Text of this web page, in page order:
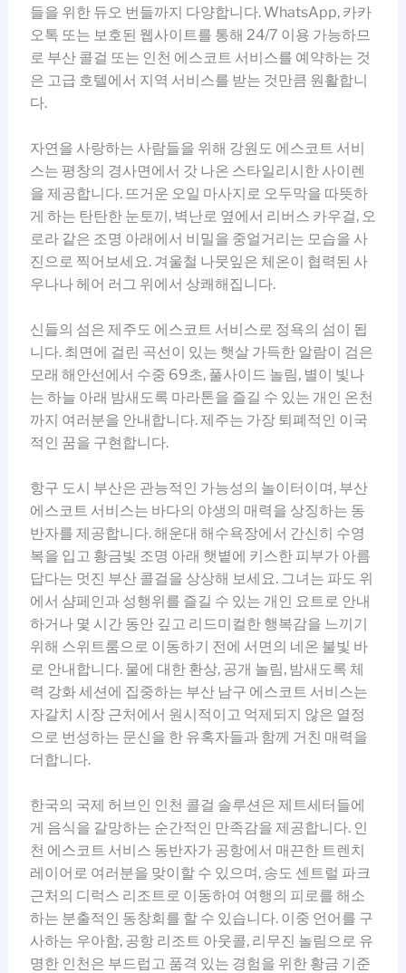
들을 위한 듀오 번들까지 다양합니다. WhatsApp, 카카
오톡 또는 보호된 웹사이트를 통해 24/7 이용 가능하므
로 부산 콜걸 또는 인천 에스코트 서비스를 예약하는 것
은 고급 호텔에서 지역 서비스를 받는 것만큼 원활합니
다.
자연을 사랑하는 사람들을 위해 강원도 에스코트 서비
스는 평창의 경사면에서 갓 나온 스타일리시한 사이렌
을 제공합니다. 뜨거운 오일 마사지로 오두막을 따뜻하
게 하는 탄탄한 눈토끼, 벽난로 옆에서 리버스 카우걸, 오
로라 같은 조명 아래에서 비밀을 중얼거리는 모습을 사
진으로 찍어보세요. 겨울철 나뭇잎은 체온이 협력된 사
우나나 헤어 러그 위에서 상쾌해집니다.
신들의 섬은 제주도 에스코트 서비스로 정욕의 섬이 됩
니다. 최면에 걸린 곡선이 있는 햇살 가득한 알람이 검은
모래 해안선에서 수중 69초, 풀사이드 놀림, 별이 빛나
는 하늘 아래 밤새도록 마라톤을 즐길 수 있는 개인 온천
까지 여러분을 안내합니다. 제주는 가장 퇴폐적인 이국
적인 꿈을 구현합니다.
항구 도시 부산은 관능적인 가능성의 놀이터이며, 부산
에스코트 서비스는 바다의 야생의 매력을 상징하는 동
반자를 제공합니다. 해운대 해수욕장에서 간신히 수영
복을 입고 황금빛 조명 아래 햇볕에 키스한 피부가 아름
답다는 멋진 부산 콜걸을 상상해 보세요. 그녀는 파도 위
에서 샴페인과 성행위를 즐길 수 있는 개인 요트로 안내
하거나 몇 시간 동안 깊고 리드미컬한 행복감을 느끼기
위해 스위트룸으로 이동하기 전에 서면의 네온 불빛 바
로 안내합니다. 물에 대한 환상, 공개 놀림, 밤새도록 체
력 강화 세션에 집중하는 부산 남구 에스코트 서비스는
자갈치 시장 근처에서 원시적이고 억제되지 않은 열정
으로 번성하는 문신을 한 유혹자들과 함께 거친 매력을
더합니다.
한국의 국제 허브인 인천 콜걸 솔루션은 제트세터들에
게 음식을 갈망하는 순간적인 만족감을 제공합니다. 인
천 에스코트 서비스 동반자가 공항에서 매끈한 트렌치
레이어로 여러분을 맞이할 수 있으며, 송도 센트럴 파크
근처의 디럭스 리조트로 이동하여 여행의 피로를 해소
하는 분출적인 동창회를 할 수 있습니다. 이중 언어를 구
사하는 우아함, 공항 리조트 아웃콜, 리무진 놀림으로 유
명한 인천은 부드럽고 품격 있는 경험을 위한 황금 기준